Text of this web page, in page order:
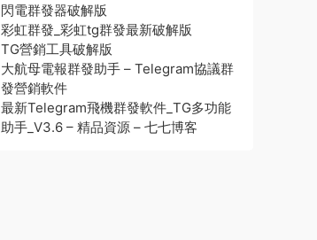
閃電群發器破解版
彩虹群發_彩虹tg群發最新破解版
TG營銷工具破解版
大航母電報群發助手 – Telegram協議群
發營銷軟件
最新Telegram飛機群發軟件_TG多功能
助手_V3.6 – 精品資源 – 七七博客